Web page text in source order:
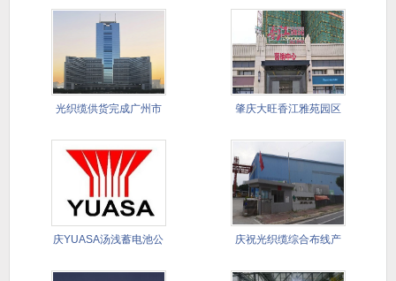
光织缆供货完成广州市 肇庆大旺香江雅苑园区
庆YUASA汤浅蓄电池公 庆祝光织缆综合布线产